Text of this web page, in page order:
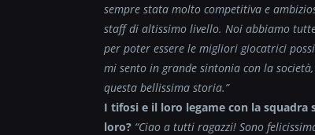
sempre stata molto competitiva e
staff di altissimo livello. Noi abbiamo
per poter essere le migliori giocatrici
mi sento in grande sintonia con la
questa bellissima storia.”
I tifosi e il loro legame con la squadra
loro? “Ciao a tutti ragazzi! Sono